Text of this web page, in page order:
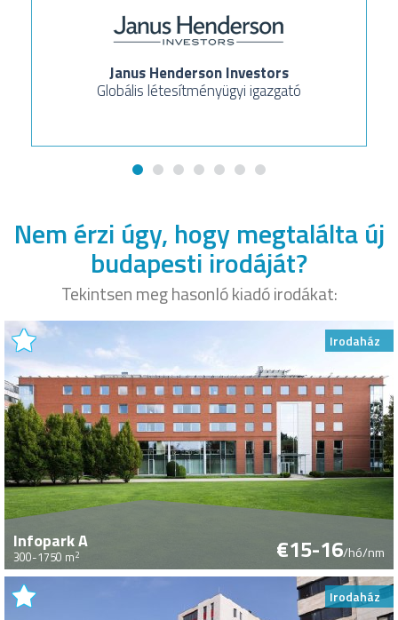
Janus Henderson Investors
Globális létesítményügyi igazgató
Nem érzi úgy, hogy megtalálta új
budapesti irodáját?
Tekintsen meg hasonló kiadó irodákat:
Irodaház
Infopark A
300-1750 m2 €15-16/hó/nm
Irodaház